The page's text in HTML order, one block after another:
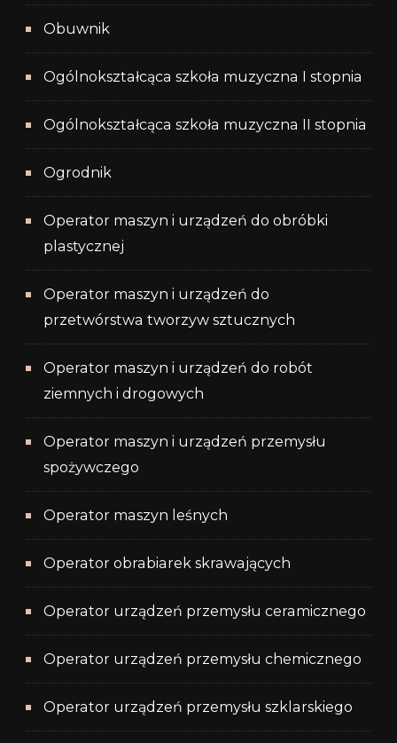
Obuwnik
Ogólnokształcąca szkoła muzyczna I stopnia
Ogólnokształcąca szkoła muzyczna II stopnia
Ogrodnik
Operator maszyn i urządzeń do obróbki
plastycznej
Operator maszyn i urządzeń do
przetwórstwa tworzyw sztucznych
Operator maszyn i urządzeń do robót
ziemnych i drogowych
Operator maszyn i urządzeń przemysłu
spożywczego
Operator maszyn leśnych
Operator obrabiarek skrawających
Operator urządzeń przemysłu ceramicznego
Operator urządzeń przemysłu chemicznego
Operator urządzeń przemysłu szklarskiego